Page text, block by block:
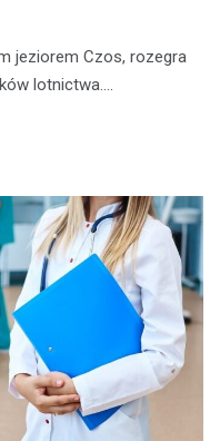
jeziorem Czos, rozegra
lotnictwa.…